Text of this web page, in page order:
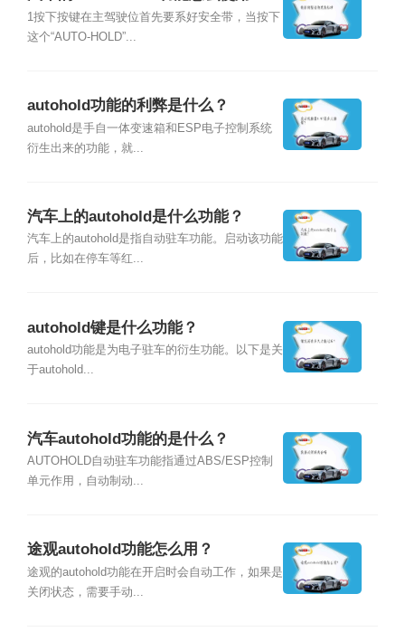
1按下按键在主驾驶位首先要系好安全带，当按下
这个“AUTO-HOLD”...
autohold功能的利弊是什么？
autohold是手自一体变速箱和ESP电子控制系统
衍生出来的功能，就...
汽车上的autohold是什么功能？
汽车上的autohold是指自动驻车功能。启动该功能
后，比如在停车等红...
autohold键是什么功能？
autohold功能是为电子驻车的衍生功能。以下是关
于autohold...
汽车autohold功能的是什么？
AUTOHOLD自动驻车功能指通过ABS/ESP控制
单元作用，自动制动...
途观autohold功能怎么用？
途观的autohold功能在开启时会自动工作，如果是
关闭状态，需要手动...